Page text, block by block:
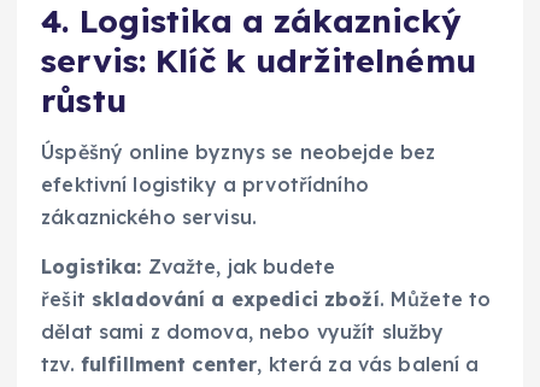
4. Logistika a zákaznický
servis: Klíč k udržitelnému
růstu
Úspěšný online byznys se neobejde bez
efektivní logistiky a prvotřídního
zákaznického servisu.
Logistika: Zvažte, jak budete
řešit skladování a expedici zboží. Můžete to
dělat sami z domova, nebo využít služby
tzv. fulfillment center, která za vás balení a